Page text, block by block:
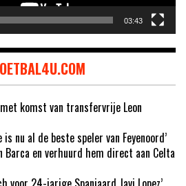
03:43
komst van transfervrije Leon
is nu al de beste speler van Feyenoord’
Barca en verhuurd hem direct aan Celta